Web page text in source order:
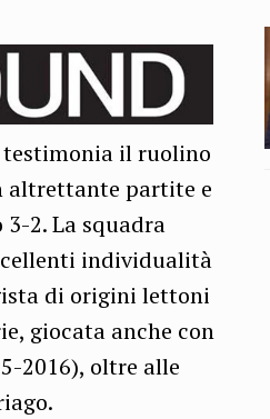
testimonia il ruolino
altrettante partite e
2. La squadra
individualità
di origini lettoni
giocata anche con
2016), oltre alle